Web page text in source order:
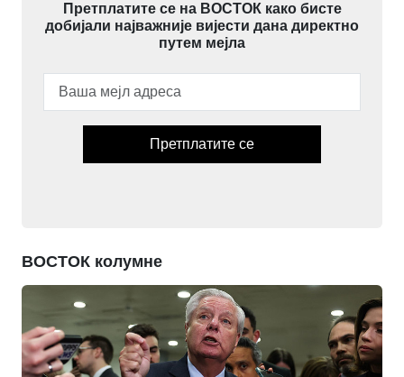
Претплатите се на ВОСТОК како бисте
добијали најважније вијести дана директно
путем мејла
Претплатите се
ВОСТОК колумне